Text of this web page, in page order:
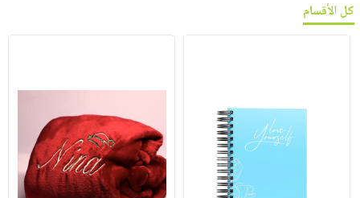
كل الأقسام